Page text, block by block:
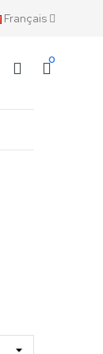
Français
0